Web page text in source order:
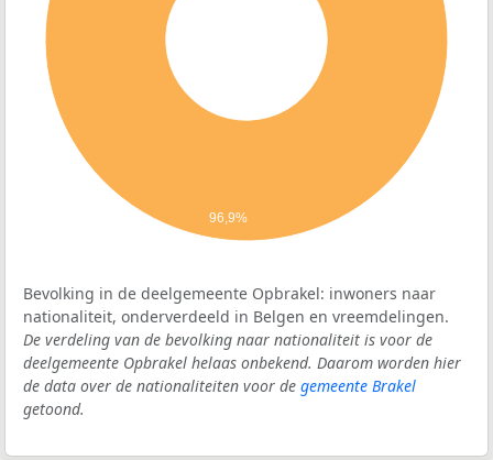
96,9%
Bevolking in de deelgemeente Opbrakel: inwoners naar
nationaliteit, onderverdeeld in Belgen en vreemdelingen.
De verdeling van de bevolking naar nationaliteit is voor de
deelgemeente Opbrakel helaas onbekend. Daarom worden hier
de data over de nationaliteiten voor de gemeente Brakel
getoond.